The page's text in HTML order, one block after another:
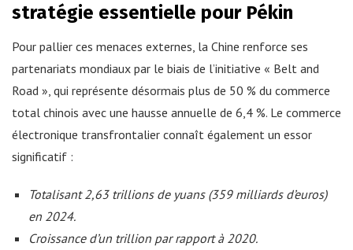
stratégie essentielle pour Pékin
Pour pallier ces menaces externes, la Chine renforce ses
partenariats mondiaux par le biais de l’initiative « Belt and
Road », qui représente désormais plus de 50 % du commerce
total chinois avec une hausse annuelle de 6,4 %. Le commerce
électronique transfrontalier connaît également un essor
significatif :
Totalisant 2,63 trillions de yuans (359 milliards d’euros)
en 2024.
Croissance d’un trillion par rapport à 2020.